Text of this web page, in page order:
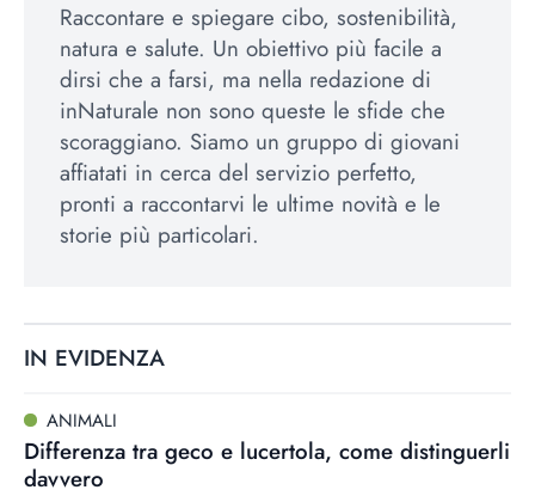
Raccontare e spiegare cibo, sostenibilità,
natura e salute. Un obiettivo più facile a
dirsi che a farsi, ma nella redazione di
inNaturale non sono queste le sfide che
scoraggiano. Siamo un gruppo di giovani
affiatati in cerca del servizio perfetto,
pronti a raccontarvi le ultime novità e le
storie più particolari.
IN EVIDENZA
ANIMALI
Differenza tra geco e lucertola, come distinguerli
davvero